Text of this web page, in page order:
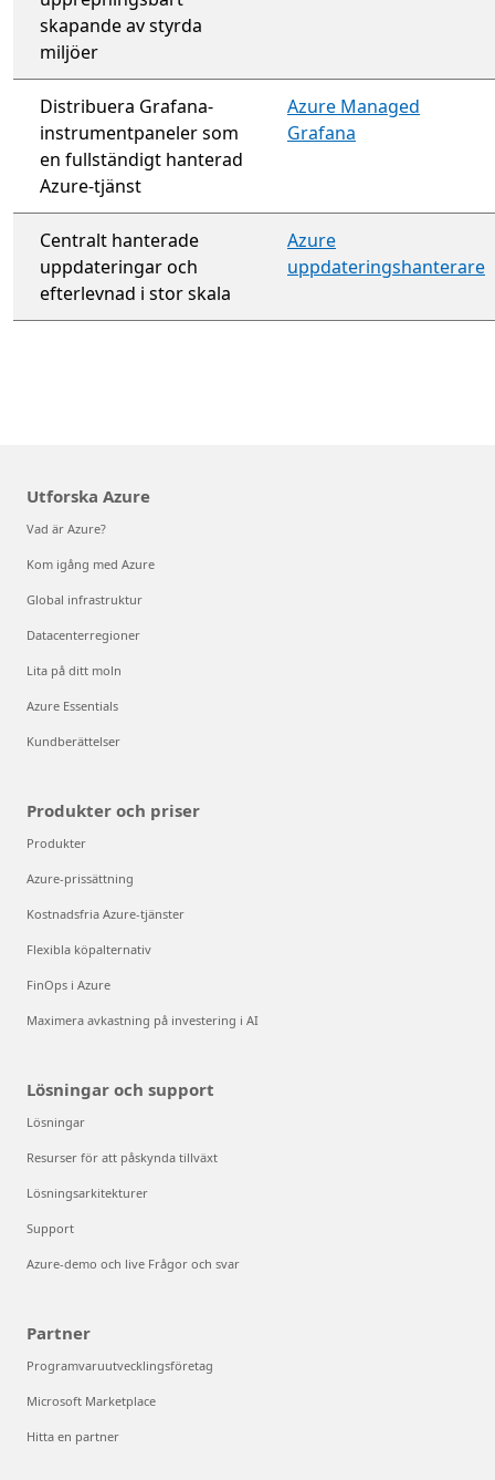
skapande av styrda
miljöer
Distribuera Grafana-
instrumentpaneler som
en fullständigt hanterad
Azure-tjänst
Azure Managed
Grafana
Centralt hanterade
uppdateringar och
efterlevnad i stor skala
Azure
uppdateringshanterare
Utforska Azure
Vad är Azure?
Kom igång med Azure
Global infrastruktur
Datacenterregioner
Lita på ditt moln
Azure Essentials
Kundberättelser
Produkter och priser
Produkter
Azure-prissättning
Kostnadsfria Azure-tjänster
Flexibla köpalternativ
FinOps i Azure
Maximera avkastning på investering i AI
Lösningar och support
Lösningar
Resurser för att påskynda tillväxt
Lösningsarkitekturer
Support
Azure-demo och live Frågor och svar
Partner
Programvaruutvecklingsföretag
Microsoft Marketplace
Hitta en partner